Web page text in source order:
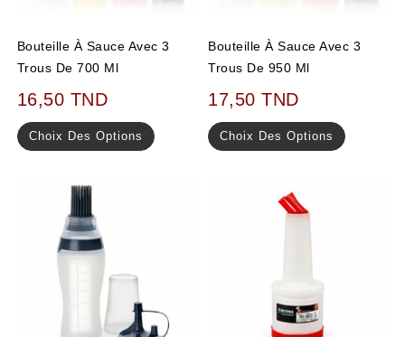
Bouteille À Sauce Avec 3
Trous De 700 Ml
16,50 TND
Choix Des Options
Bouteille À Sauce Avec 3
Trous De 950 Ml
17,50TND
Choix Des Options